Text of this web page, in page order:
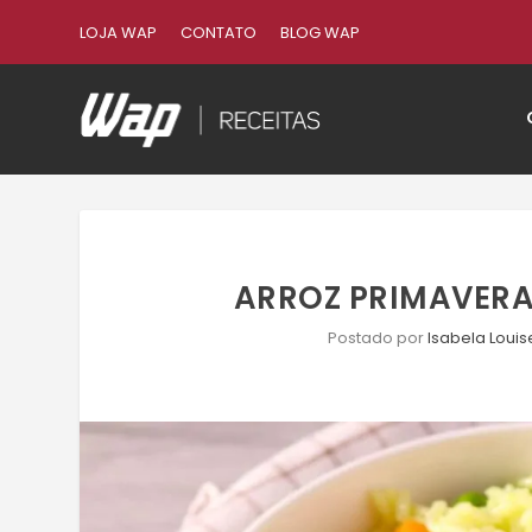
LOJA WAP CONTATO BLOG WAP
ARROZ
Postado porIsabela